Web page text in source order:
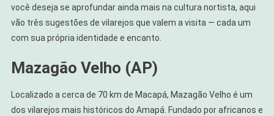
você deseja se aprofundar ainda mais na cultura nortista, aqui
vão três sugestões de vilarejos que valem a visita — cada um
com sua própria identidade e encanto.
Mazagão Velho (AP)
Localizado a cerca de 70 km de Macapá, Mazagão Velho é um
dos vilarejos mais históricos do Amapá. Fundado por africanos e